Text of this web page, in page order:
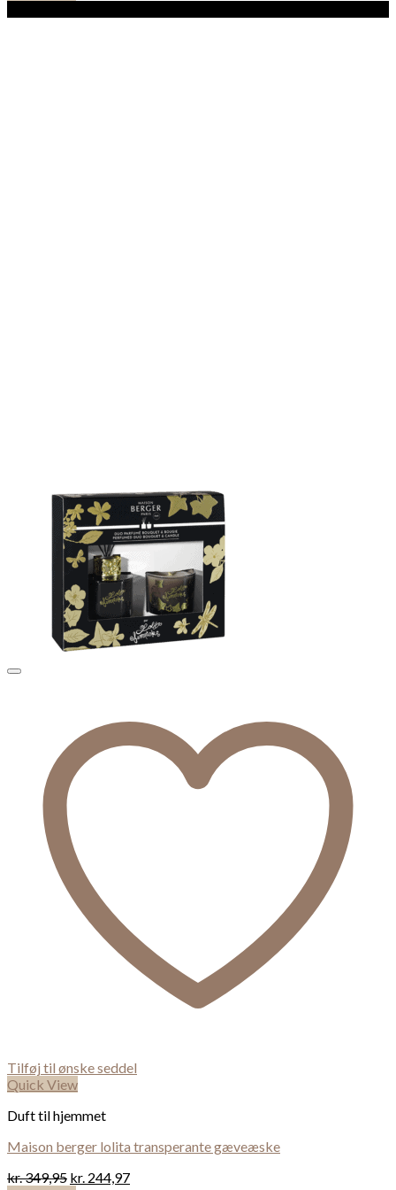
Tilføj til ønske seddel
Quick View
Duft til hjemmet
Maison berger lolita transperante gæveæske
kr.349,95 kr. 244,97